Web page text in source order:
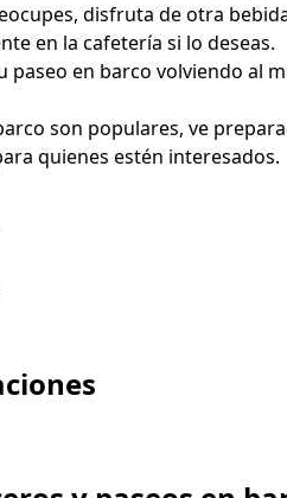
disfruta de otra
en la cafetería si lo deseas.
paseo en barco volviendo al
son populares, ve
quienes estén interesados.
por orden de llegada. No
comida y bebidas en el